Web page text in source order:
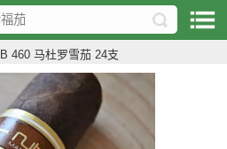
460 马杜罗雪茄 24支